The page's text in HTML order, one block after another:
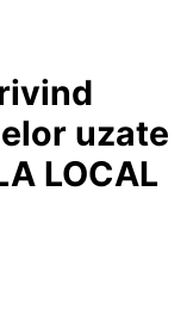
uzate
LOCAL